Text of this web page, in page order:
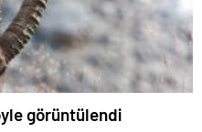
görüntülendi